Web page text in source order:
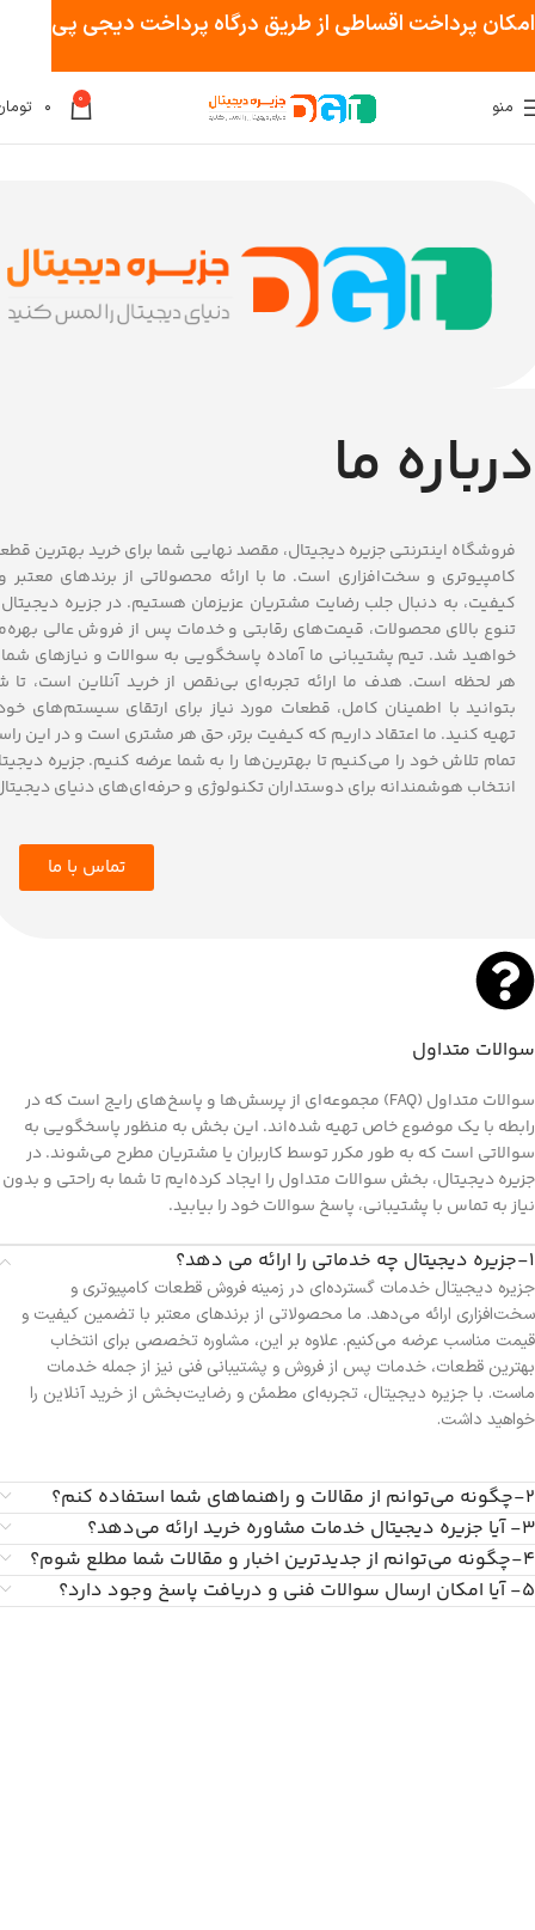
منو 0 ۰
درباره ما
فروشگاه اینترنتی جزیره دیجیتال، مقصد نهایی شما برای خرید بهترین
کامپیوتری و سخت‌افزاری است. ما با ارائه محصولاتی از برندهای معتبر
کیفیت، به دنبال جلب رضایت مشتریان عزیزمان هستیم. در جزیره
تنوع بالای محصولات، قیمت‌های رقابتی و خدمات پس از فروش عالی
خواهید شد. تیم پشتیبانی ما آماده پاسخگویی به سوالات و نیازهای
هر لحظه است. هدف ما ارائه تجربه‌ای بی‌نقص از خرید آنلاین است، تا
بتوانید با اطمینان کامل، قطعات مورد نیاز برای ارتقای سیستم‌های
تهیه کنید. ما اعتقاد داریم که کیفیت برتر، حق هر مشتری است و در این
تمام تلاش خود را می‌کنیم تا بهترین‌ها را به شما عرضه کنیم. جزیره
انتخاب هوشمندانه برای دوستداران تکنولوژی و حرفه‌ای‌های دنیای
تماس با ما
سوالات متداول
سوالات متداول (FAQ) مجموعه‌ای از پرسش‌ها و پاسخ‌های رایج است که در
رابطه با یک موضوع خاص تهیه شده‌اند. این بخش به منظور پاسخگویی به
سوالاتی است که به طور مکرر توسط کاربران یا مشتریان مطرح می‌شوند. در
جزیره دیجیتال، بخش سوالات متداول را ایجاد کرده‌ایم تا شما به راحتی و بدون
نیاز به تماس با پشتیبانی، پاسخ سوالات خود را بیابید.
۱-جزیره دیجیتال چه خدماتی را ارائه می دهد؟
جزیره دیجیتال خدمات گسترده‌ای در زمینه فروش قطعات کامپیوتری و
سخت‌افزاری ارائه می‌دهد. ما محصولاتی از برندهای معتبر با تضمین کیفیت و
قیمت مناسب عرضه می‌کنیم. علاوه بر این، مشاوره تخصصی برای انتخاب
بهترین قطعات، خدمات پس از فروش و پشتیبانی فنی نیز از جمله خدمات
ماست. با جزیره دیجیتال، تجربه‌ای مطمئن و رضایت‌بخش از خرید آنلاین را
خواهید داشت.
۲-چگونه می‌توانم از مقالات و راهنماهای شما استفاده کنم؟
۳- آیا جزیره دیجیتال خدمات مشاوره خرید ارائه می‌دهد؟
۴-چگونه می‌توانم از جدیدترین اخبار و مقالات شما مطلع شوم؟
۵- آیا امکان ارسال سوالات فنی و دریافت پاسخ وجود دارد؟
امکان پرداخت اقساطی از طریق درگاه پرداخت دیجی پی